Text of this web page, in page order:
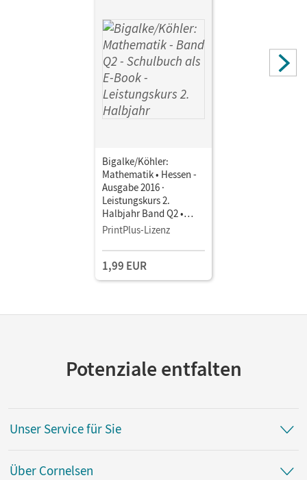
Bigalke/Köhler:
Mathematik • Hessen -
Ausgabe 2016 ·
Leistungskurs 2.
Halbjahr Band Q2 •
Schulbuch als E-Book
PrintPlus-Lizenz
1,99 EUR
Potenziale entfalten
Unser Service für Sie
Über Cornelsen